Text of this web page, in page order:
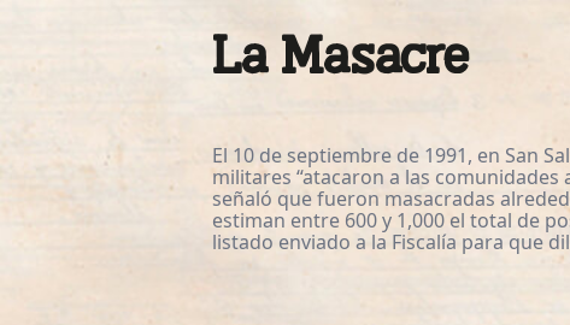
La Masacre
El 10 de septiembre de 1991, en San
militares “atacaron a las comunidades
señaló que fueron masacradas
estiman entre 600 y 1,000 el total de
listado enviado a la Fiscalía para que